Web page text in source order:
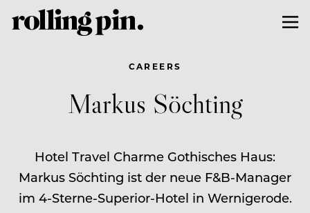
CAREERS
Markus Söchting
Hotel Travel Charme Gothisches Haus:
Markus Söchting ist der neue F&B-Manager
im 4-Sterne-Superior-Hotel in Wernigerode.